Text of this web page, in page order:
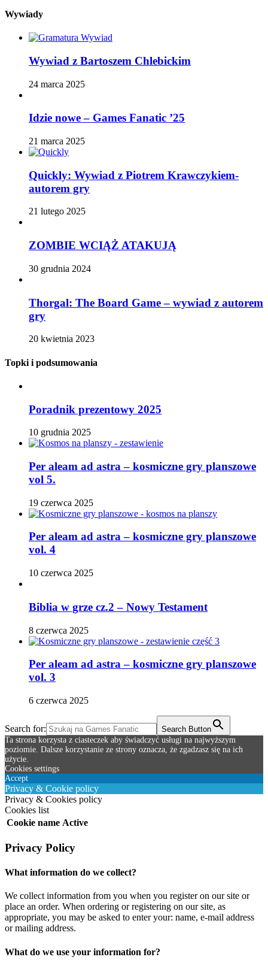
Wywiady
Wywiad z Bartoszem Chlebickim
24 marca 2025
Idzie nowe – Games Fanatic ’25
21 marca 2025
Quickly: Wywiad z Piotrem Krawczykiem-
autorem gry
21 lutego 2025
ZOMBIE WCIĄŻ ATAKUJĄ
30 grudnia 2024
Thorgal: The Board Game – wywiad z autorem
gry
20 kwietnia 2023
Topki i podsumowania
Poradnik prezentowy 2025
10 grudnia 2025
Per aleam ad astra – kosmiczne gry planszowe
vol 5.
19 czerwca 2025
Per aleam ad astra – kosmiczne gry planszowe
vol. 4
10 czerwca 2025
Biblia w grze cz.2 – Nowy Testament
8 czerwca 2025
Per aleam ad astra – kosmiczne gry planszowe
vol. 3
6 czerwca 2025
Search for:
Search Button
Ta strona korzysta z ciasteczek aby świadczyć usługi na najwyższym
poziomie. Dalsze korzystanie ze strony oznacza, że zgadzasz się na ich
użycie.
Cookies settings
Accept
Privacy & Cookie policy
Privacy & Cookies policy
Cookies list
Cookie name Active
Privacy Policy
What information do we collect?
We collect information from you when you register on our site or
place an order. When ordering or registering on our site, as
appropriate, you may be asked to enter your: name, e-mail address
or mailing address.
What do we use your information for?